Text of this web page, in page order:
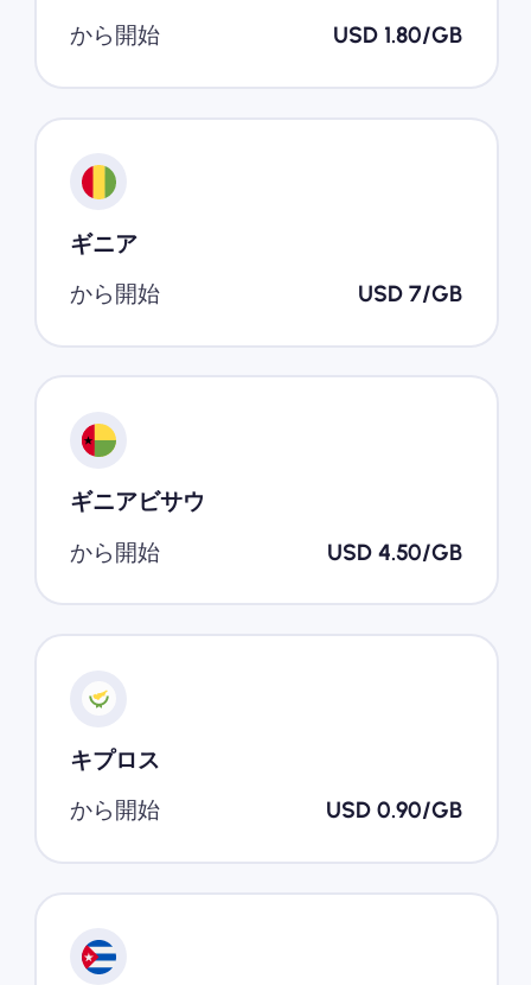
から開始
USD 1.80/GB
ギニア
から開始
USD 7/GB
ギニアビサウ
から開始
USD 4.50/GB
キプロス
から開始
USD 0.90/GB